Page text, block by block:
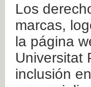
Los
marcas,
la página
Universitat
inclusión